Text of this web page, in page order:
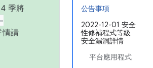
公告事項
2022-12-01 安全
性修補程式等級
安全漏洞詳情
平台應用程式
季將
情請